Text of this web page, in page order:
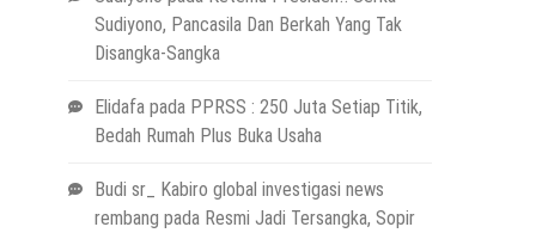
Sudiyono, Pancasila Dan Berkah Yang Tak
Disangka-Sangka
Elidafa pada PPRSS : 250 Juta Setiap Titik,
Bedah Rumah Plus Buka Usaha
Budi sr_ Kabiro global investigasi news
rembang pada Resmi Jadi Tersangka, Sopir